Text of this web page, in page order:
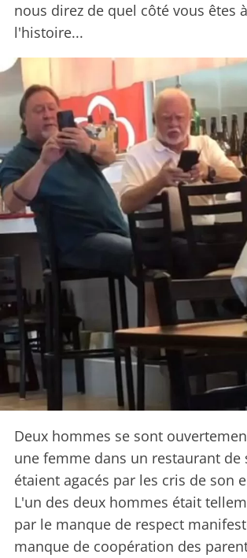
nous direz de quel côté vous êtes
l'histoire...
Deux hommes se sont
une femme dans un restaurant de
étaient agacés par les cris de son
L'un des deux hommes était
par le manque de respect
manque de coopération des